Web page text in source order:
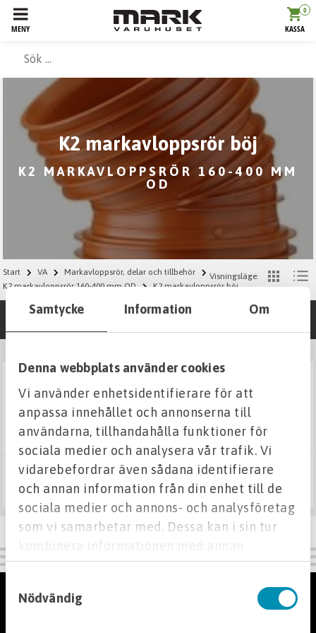
Samtycke Information Om
Denna webbplats använder cookies
Vi använder enhetsidentifierare för att
anpassa innehållet och annonserna till
användarna, tillhandahålla funktioner för
sociala medier och analysera vår trafik. Vi
vidarebefordrar även sådana identifierare
och annan information från din enhet till de
sociala medier och annons- och analysföretag
som vi samarbetar med. Dessa kan i sin tur
kombinera informationen med annan
information som du har tillhandahållit eller
som de har samlat in när du har använt deras
tjänster.
Nödvändig
MENY
0
KASSA
K2 markavloppsrör böj
K2 MARKAVLOPPSRÖR 160-400 MM
OD
Start VA
Markavloppsrör, delar och tillbehör
K2 markavloppsrör 160-400 mm OD
K2 markavloppsrör böj
Visningsläge:
Grund & Stomme
Kabelskydd
Väg & Mark
VA
Mark rör, delar och tillbehör
k2 pp böj
Från 223 kr Visa varianter
Kundservice